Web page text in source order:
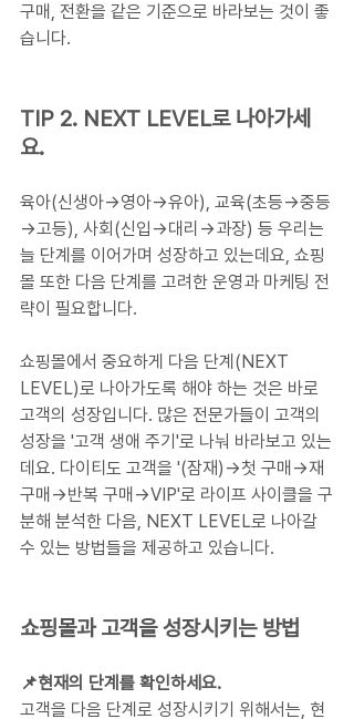
구매, 전환을 같은 기준으로 바라보는 것이 좋
습니다.
TIP 2. NEXT LEVEL로 나아가세
요.
육아(신생아→영아→유아), 교육(초등→중등
→고등), 사회(신입→대리→과장) 등 우리는
늘 단계를 이어가며 성장하고 있는데요, 쇼핑
몰 또한 다음 단계를 고려한 운영과 마케팅 전
략이 필요합니다.
쇼핑몰에서 중요하게 다음 단계(NEXT
LEVEL)로 나아가도록 해야 하는 것은 바로
고객의 성장입니다. 많은 전문가들이 고객의
성장을 '고객 생애 주기'로 나눠 바라보고 있는
데요. 다이티도 고객을 '(잠재)→첫 구매→재
구매→반복 구매→VIP'로 라이프 사이클을 구
분해 분석한 다음, NEXT LEVEL로 나아갈
수 있는 방법들을 제공하고 있습니다.
쇼핑몰과 고객을 성장시키는 방법
📌현재의 단계를 확인하세요.
고객을 다음 단계로 성장시키기 위해서는, 현